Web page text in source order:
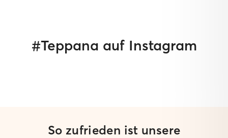
#Teppana auf Instagram
So zufrieden ist unsere